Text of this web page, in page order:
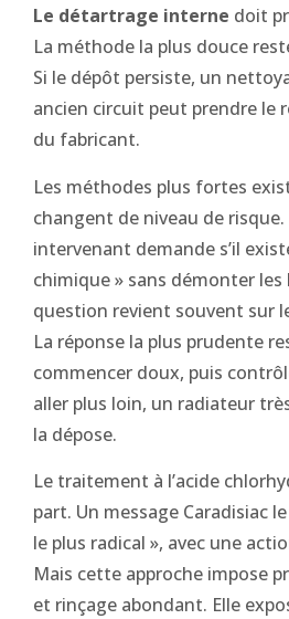
Le détartrage interne doit
La méthode la plus douce
Si le dépôt persiste, un
ancien circuit peut prendre le
du fabricant.
Les méthodes plus fortes
changent de niveau de
intervenant demande s’il
chimique » sans démonter
question revient souvent sur
La réponse la plus prudente
commencer doux, puis
aller plus loin, un radiateur
la dépose.
Le traitement à l’acide
part. Un message Caradisiac
le plus radical », avec une
Mais cette approche impose
et rinçage abondant. Elle